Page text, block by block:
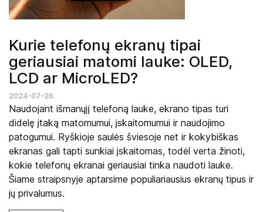
Kurie telefonų ekranų tipai
geriausiai matomi lauke: OLED,
LCD ar MicroLED?
2024-07-26
Naudojant išmanųjį telefoną lauke, ekrano tipas turi
didelę įtaką matomumui, įskaitomumui ir naudojimo
patogumui. Ryškioje saulės šviesoje net ir kokybiškas
ekranas gali tapti sunkiai įskaitomas, todėl verta žinoti,
kokie telefonų ekranai geriausiai tinka naudoti lauke.
Šiame straipsnyje aptarsime populiariausius ekranų tipus ir
jų privalumus.